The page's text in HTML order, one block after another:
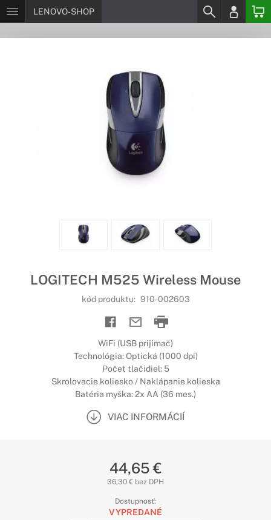
LENOVO-SHOP
LOGITECH M525 Wireless Mouse
kód produktu: 910-002603
WiFi (USB prijímač)
Technológia: Optická (1000 dpi)
Počet tlačidiel: 5
Skrolovacie koliesko / Naklápanie kolieska
Batéria myška: 2x AA (36 mes.)
VIAC INFORMÁCIÍ
44,65 €
36,30 € bez DPH
Dostupnosť:
VYPREDANÉ